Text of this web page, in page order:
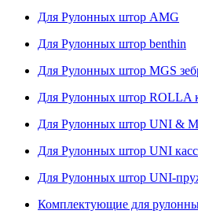
Для Рулонных штор AMG
Для Рулонных штор benthin
Для Рулонных штор MGS
Для Рулонных штор ROLLA
Для Рулонных штор UNI &
Для Рулонных штор UNI
Для Рулонных штор UNI-
Комплектующие для